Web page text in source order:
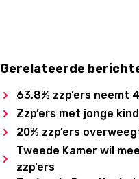
Gerelateerde
63,8% zzp’ers neemt
Zzp’ers met jonge
20% zzp’ers
Tweede Kamer wil
zzp’ers